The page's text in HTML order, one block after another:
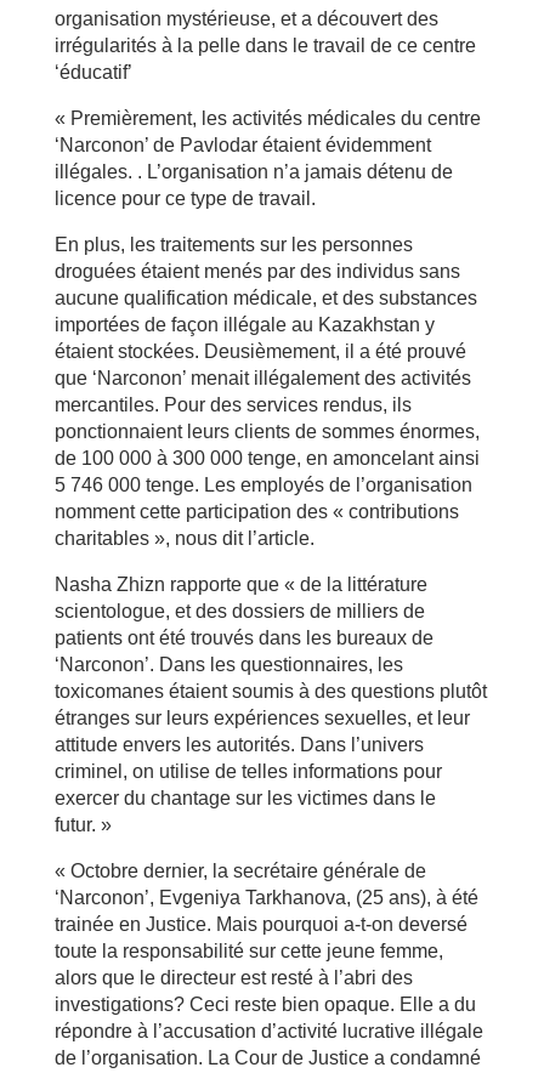
organisation mystérieuse, et a découvert des
irrégularités à la pelle dans le travail de ce centre
‘éducatif’
« Premièrement, les activités médicales du centre
‘Narconon’ de Pavlodar étaient évidemment
illégales. . L’organisation n’a jamais détenu de
licence pour ce type de travail.
En plus, les traitements sur les personnes
droguées étaient menés par des individus sans
aucune qualification médicale, et des substances
importées de façon illégale au Kazakhstan y
étaient stockées. Deusièmement, il a été prouvé
que ‘Narconon’ menait illégalement des activités
mercantiles. Pour des services rendus, ils
ponctionnaient leurs clients de sommes énormes,
de 100 000 à 300 000 tenge, en amoncelant ainsi
5 746 000 tenge. Les employés de l’organisation
nomment cette participation des « contributions
charitables », nous dit l’article.
Nasha Zhizn rapporte que « de la littérature
scientologue, et des dossiers de milliers de
patients ont été trouvés dans les bureaux de
‘Narconon’. Dans les questionnaires, les
toxicomanes étaient soumis à des questions plutôt
étranges sur leurs expériences sexuelles, et leur
attitude envers les autorités. Dans l’univers
criminel, on utilise de telles informations pour
exercer du chantage sur les victimes dans le
futur. »
« Octobre dernier, la secrétaire générale de
‘Narconon’, Evgeniya Tarkhanova, (25 ans), à été
trainée en Justice. Mais pourquoi a-t-on deversé
toute la responsabilité sur cette jeune femme,
alors que le directeur est resté à l’abri des
investigations? Ceci reste bien opaque. Elle a du
répondre à l’accusation d’activité lucrative illégale
de l’organisation. La Cour de Justice a condamné